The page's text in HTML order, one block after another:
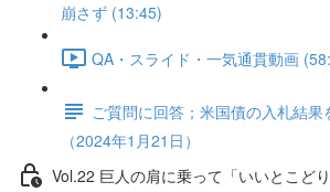
崩さず (13:45)
QA・スライド・一気通貫動画
ご質問に回答；米国債の入札結果
（2024年1月21日）
Vol.22 巨人の肩に乗って「いいとこど